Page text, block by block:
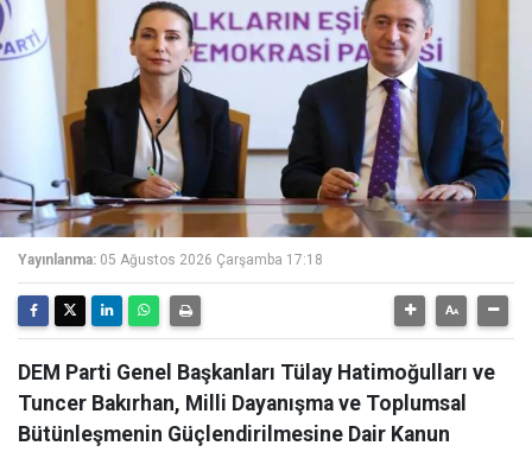
Yayınlanma: 05 Ağustos 2026 Çarşamba 17:18
DEM Parti Genel Başkanları Tülay Hatimoğulları ve
Tuncer Bakırhan, Milli Dayanışma ve Toplumsal
Bütünleşmenin Güçlendirilmesine Dair Kanun